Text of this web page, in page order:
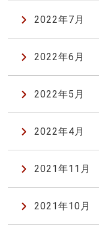
2022年7月
2022年6月
2022年5月
2022年4月
2021年11月
2021年10月